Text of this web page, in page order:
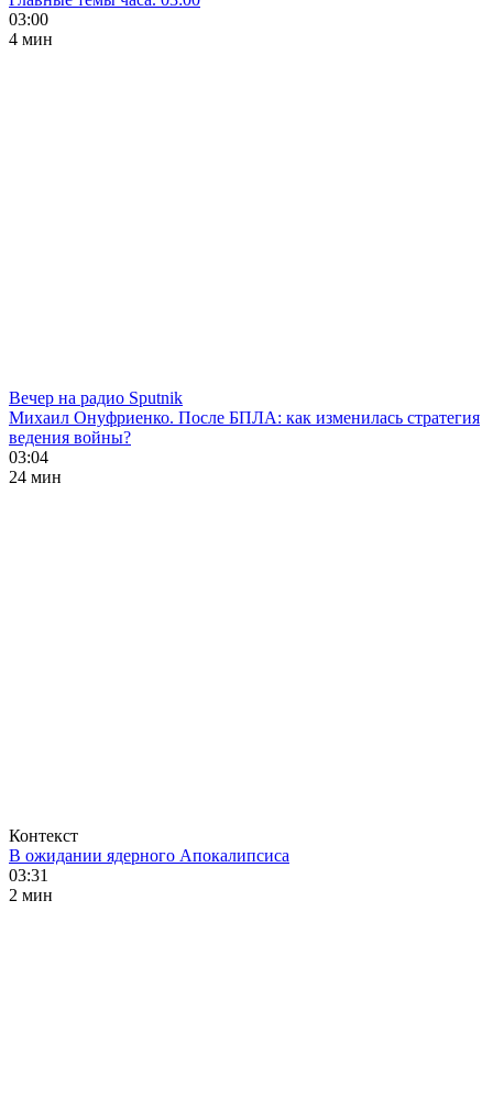
03:00
4 мин
Вечер на радио Sputnik
Михаил Онуфриенко. После БПЛА: как изменилась стратегия
ведения войны?
03:04
24 мин
Контекст
В ожидании ядерного Апокалипсиса
03:31
2 мин